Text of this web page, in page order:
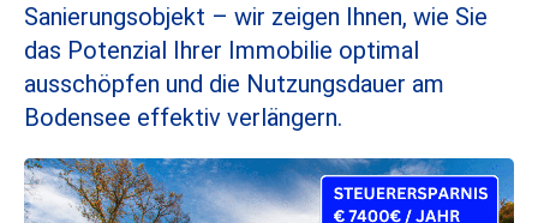
Sanierungsobjekt – wir zeigen Ihnen, wie Sie
das Potenzial Ihrer Immobilie optimal
ausschöpfen und die Nutzungsdauer am
Bodensee effektiv verlängern.